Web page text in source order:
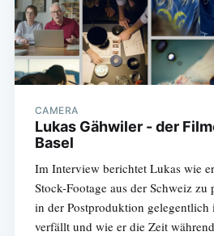
CAMERA
Lukas Gähwiler - der
Basel
Im Interview berichtet Lukas wie
Stock-Footage aus der Schweiz
in der Postproduktion gelegentlich
verfällt und wie er die Zeit